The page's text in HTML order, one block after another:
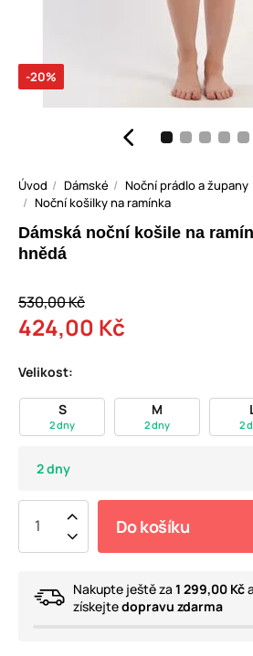
-20%
Úvod Dámské Noční prádlo a župany
Noční košilky na ramínka
Dámská noční košile na
hnědá
530,00 Kč
424,00 Kč
Velikost:
S
2 dny
M
2 dny 2
2 dny
Do košíku
Nakupte ještě za 1 299,00 Kča
získejtedopravu zdarma